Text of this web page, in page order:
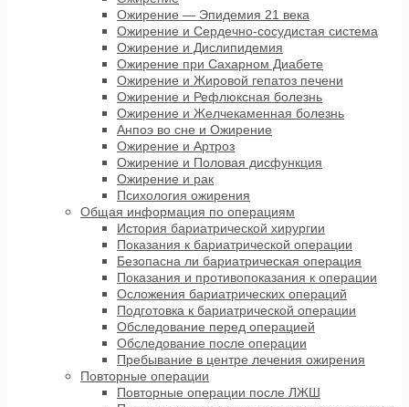
Ожирение — Эпидемия 21 века
Ожирение и Сердечно-сосудистая система
Ожирение и Дислипидемия
Ожирение при Сахарном Диабете
Ожирение и Жировой гепатоз печени
Ожирение и Рефлюксная болезнь
Ожирение и Желчекаменная болезнь
Анпоэ во сне и Ожирение
Ожирение и Артроз
Ожирение и Половая дисфункция
Ожирение и рак
Психология ожирения
Общая информация по операциям
История бариатрической хирургии
Показания к бариатрической операции
Безопасна ли бариатрическая операция
Показания и противопоказания к операции
Осложения бариатрических операций
Подготовка к бариатрической операции
Обследование перед операцией
Обследование после операции
Пребывание в центре лечения ожирения
Повторные операции
Повторные операции после ЛЖШ